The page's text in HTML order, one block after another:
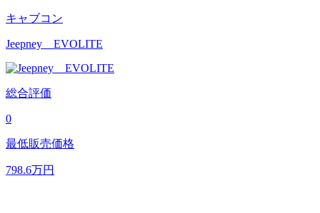
キャブコン
Jeepney EVOLITE
総合評価
0
最低販売価格
798.6万円